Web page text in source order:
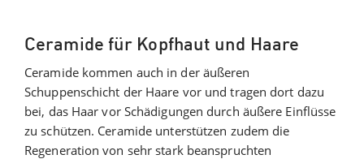
Ceramide für Kopfhaut und Haare
Ceramide kommen auch in der äußeren
Schuppenschicht der Haare vor und tragen dort dazu
bei, das Haar vor Schädigungen durch äußere Einflüsse
zu schützen. Ceramide unterstützen zudem die
Regeneration von sehr stark beanspruchten